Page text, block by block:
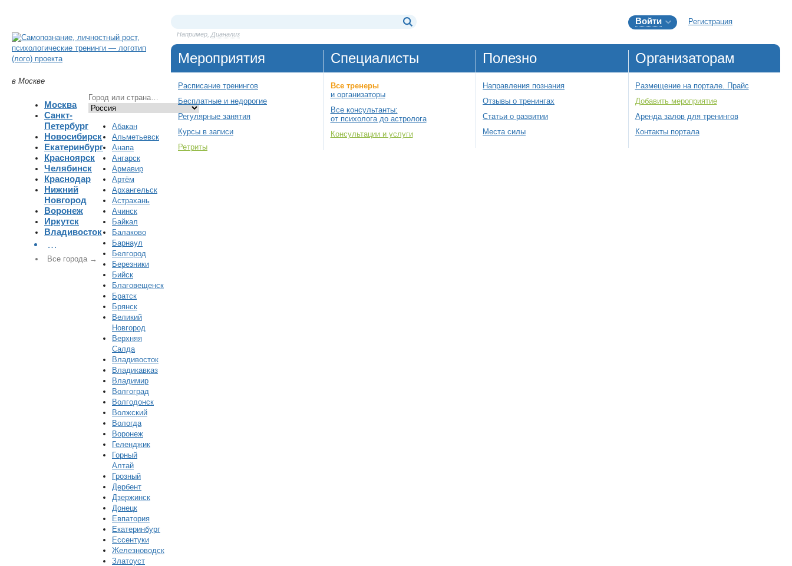
в Москве
Москва
Санкт-
Петербург
Новосибирск
Екатеринбург
Красноярск
Челябинск
Краснодар
Нижний
Новгород
Воронеж
Иркутск
Владивосток
…
Все города →
Абакан
Альметьевск
Анапа
Ангарск
Армавир
Артём
Архангельск
Астрахань
Ачинск
Байкал
Балаково
Барнаул
Белгород
Березники
Бийск
Благовещенск
Братск
Брянск
Великий
Новгород
Верхняя
Салда
Владивосток
Владикавказ
Владимир
Волгоград
Волгодонск
Волжский
Вологда
Воронеж
Геленджик
Горный
Алтай
Грозный
Дербент
Дзержинск
Донецк
Евпатория
Екатеринбург
Ессентуки
Железноводск
Златоуст
Например, Дианализ
Войти Регистрация
Мероприятия
Расписание тренингов
Бесплатные и недорогие
Регулярные занятия
Курсы в записи
Ретриты
Специалисты
Все тренеры
и организаторы
Все консультанты:
от психолога до астролога
Консультации и услуги
Полезно
Направления познания
Отзывы о тренингах
Статьи о развитии
Места силы
Организаторам
Размещение на портале. Прайс
Добавить мероприятие
Аренда залов для тренингов
Контакты портала